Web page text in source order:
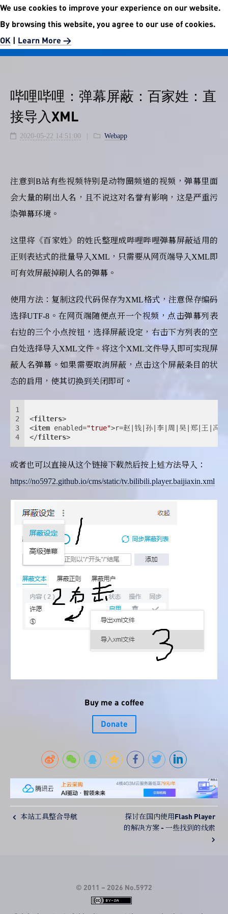
We use cookies to improve your experience on our website.
By browsing this website, you agree to our use of cookies.
OK
Learn More >
No.5972 Publishment Website
哔哩哔哩：弹幕屏蔽：百家姓：直
接导入XML
2020-05-22 14:51:00 Webapp
注意到B站有些视频特别是动物圈频道的视频，弹幕里面
会大量的刷出人名，且不说这对名誉有影响，这是严重污
染弹幕环境。
这里将《百家姓》的姓氏整理成哔哩哔哩弹幕屏蔽适用的
正则表达式的批量导入XML，只需要从网页端导入XML即
可有效屏蔽掉刷人名的弹幕。
使用方法：复制这段代码保存为XML格式，注意保存编码
选择UTF-8。在网页端随便点开一个视频，点击弹幕列表
右边的三个小点按钮，选择屏蔽设定，右击下方列表的空
白处选择导入XML文件。将这个XML文件导入即可实现屏
蔽人名弹幕。如果需要取消屏蔽，点击这个屏蔽条目的状
态的启用，使其切换到关闭即可。
1
2
3
4
<filters>
<item enabled="true">r=赵|钱|孙|李|周|吴|郑|王|冯|
</filters>
或者也可以直接从这个链接下载然后按上述方法导入：
https://no5972.github.io/cms/static/tv.bilibili.player.baijiaxin.xml
Buy me a coffee
Donate
本站工具整合导航
探讨在国内使用Flash Player
的解决方案 - 一些找到的线索
© 2011 – 2026 No.5972